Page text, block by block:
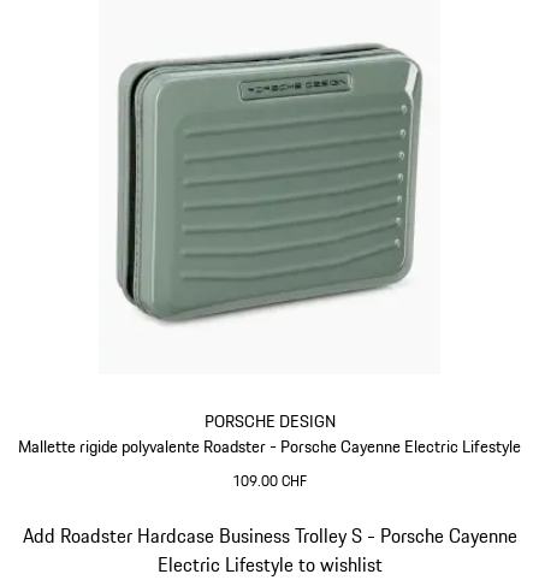
PORSCHE DESIGN
Mallette rigide polyvalente Roadster - Porsche Cayenne Electric Lifestyle
109.00 CHF
Add Roadster Hardcase Business Trolley S - Porsche Cayenne
Electric Lifestyle to wishlist
Diapositive 15 sur 15